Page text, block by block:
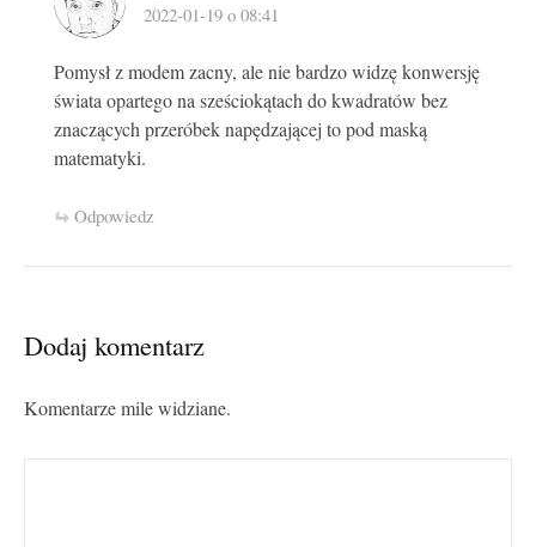
2022-01-19 o 08:41
Pomysł z modem zacny, ale nie bardzo widzę konwersję
świata opartego na sześciokątach do kwadratów bez
znaczących przeróbek napędzającej to pod maską
matematyki.
Odpowiedz
Dodaj komentarz
Komentarze mile widziane.